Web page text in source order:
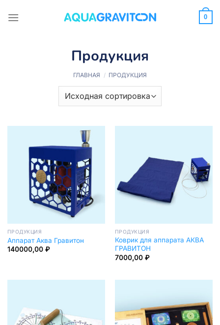
0
Продукция
ГЛАВНАЯ / ПРОДУКЦИЯ
ПРОДУКЦИЯ
Аппарат Аква Гравитон
140000,00 ₽
ПРОДУКЦИЯ
Коврик для аппарата АКВА
ГРАВИТОН
7000,00 ₽